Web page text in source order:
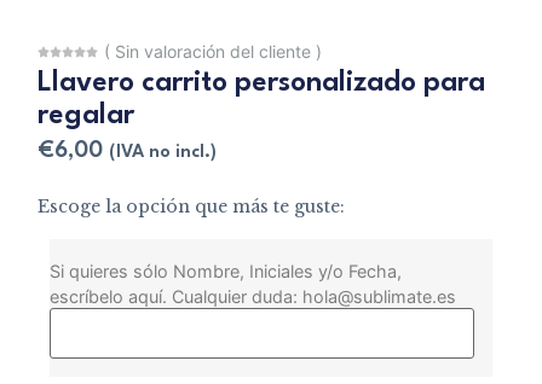
( Sin valoración del cliente )
Llavero carrito personalizado para
regalar
€6,00 (IVA no incl.)
Escoge la opción que más te guste:
Si quieres sólo Nombre, Iniciales y/o Fecha,
escríbelo aquí. Cualquier duda: hola@sublimate.es